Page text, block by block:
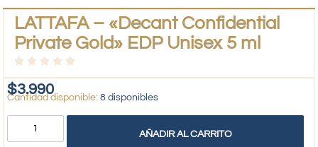
LATTAFA – «Decant Confidential
Private Gold» EDP Unisex 5 ml
$3.990 8 disponibles
AÑADIR AL CARRITO